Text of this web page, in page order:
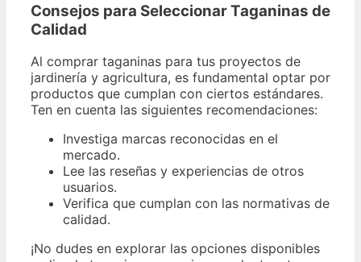
Consejos para Seleccionar Taganinas de
Calidad
Al comprar taganinas para tus proyectos de
jardinería y agricultura, es fundamental optar por
productos que cumplan con ciertos estándares.
Ten en cuenta las siguientes recomendaciones:
Investiga marcas reconocidas en el
mercado.
Lee las reseñas y experiencias de otros
usuarios.
Verifica que cumplan con las normativas de
calidad.
¡No dudes en explorar las opciones disponibles